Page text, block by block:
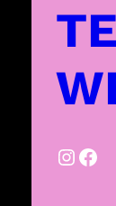
InstagramFacebook